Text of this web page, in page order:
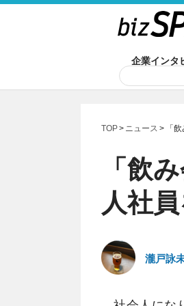
企業インタ
TOP ニュース 「
「飲
人社
瀧戸詠